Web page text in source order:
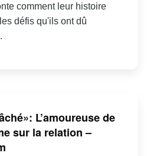
comment leur histoire
défis qu'ils ont dû
L’amoureuse de
sur la relation –